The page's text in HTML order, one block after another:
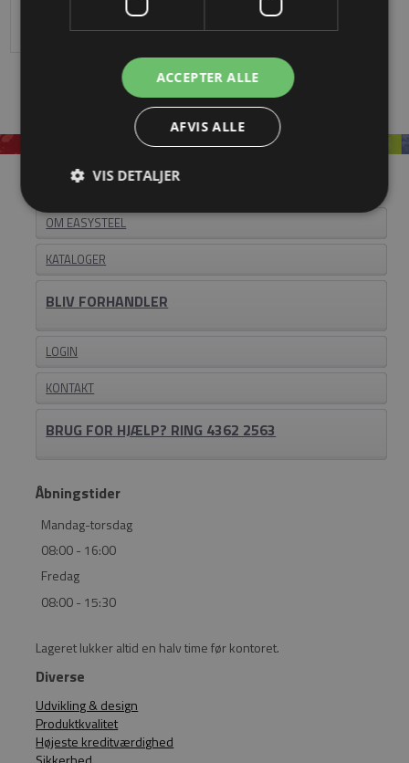
Information
OM EASYSTEEL
KATALOGER
BLIV FORHANDLER
LOGIN
KONTAKT
BRUG FOR HJÆLP? RING 4362 2563
Åbningstider
Mandag-torsdag
08:00 - 16:00
Fredag
08:00 - 15:30
Lageret lukker altid en halv time før kontoret.
Diverse
Udvikling & design
Produktkvalitet
Højeste kreditværdighed
ACCEPTER ALLE
AFVIS ALLE
VIS DETALJER